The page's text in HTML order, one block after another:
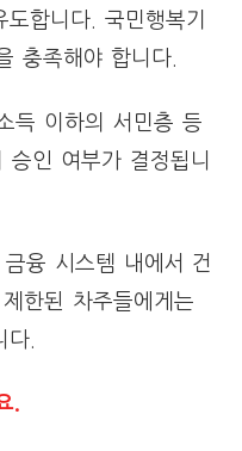
합니다. 국민행복기
충족해야 합니다.
득 이하의 서민층 등
인 여부가 결정됩니
융 시스템 내에서 건
한된 차주들에게는
.
.